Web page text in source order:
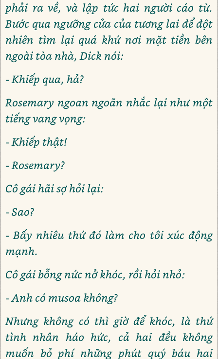
phải ra về, và lập tức hai người cáo từ.
Bước qua ngưỡng cửa của tương lai để đột
nhiên tìm lại quá khứ nơi mặt tiền bên
ngoài tòa nhà, Dick nói:
- Khiếp qua, hả?
Rosemary ngoan ngoãn nhắc lại như một
tiếng vang vọng:
- Khiếp thật!
- Rosemary?
Cô gái hãi sợ hỏi lại:
- Sao?
- Bấy nhiêu thứ đó làm cho tôi xúc động
mạnh.
Cô gái bỗng nức nở khóc, rồi hỏi nhỏ:
- Anh có musoa không?
Nhưng không có thì giờ để khóc, là thứ
tình nhân háo hức, cả hai đều không
muốn bỏ phí những phút quý báu hai